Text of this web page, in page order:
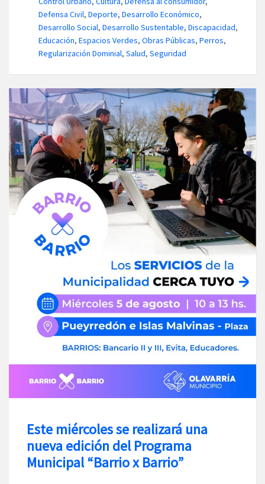
Defensa Civil, Deporte, Desarrollo Económico,
Desarrollo Social, Desarrollo Sustentable, Discapacidad,
Educación, Espacios Verdes, Obras Públicas, Perros,
Regularización Dominial, Salud, Seguridad
Este miércoles se realizará una
nueva edición del Programa
Municipal “Barrio x Barrio”